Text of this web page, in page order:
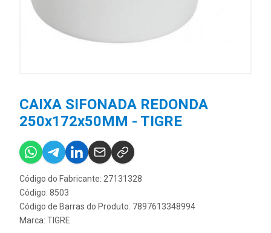
CAIXA SIFONADA REDONDA
250x172x50MM - TIGRE
Código do Fabricante: 27131328
Código: 8503
Código de Barras do Produto: 7897613348994
Marca: TIGRE